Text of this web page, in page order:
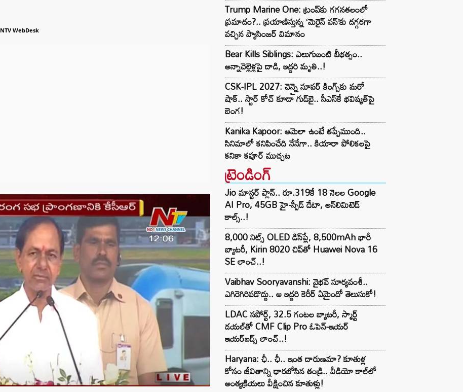
NTV WebDesk
Trump Marine One: ట్రంప్‌కు గగనతలంలో
ప్రమాదం?.. ప్రయాణిస్తున్న ‘మెరైన్ వన్’కు దగ్గరగా
వచ్చిన ప్యాసింజర్ విమానం
Bear Kills Siblings: ఎలుగుబంటి బీభత్సం..
అన్నాచెల్లెళ్లపై దాడి, ఇద్దరి మృతి..!
CSK-IPL 2027: చెన్నై సూపర్ కింగ్స్‌కు మరో
షాక్.. స్టార్ కోచ్ కూడా గుడ్‌బై.. సీఎస్‌కే భవిష్యత్‌పై
బెంగ!
Kanika Kapoor: ఆమెలా ఉంటే తప్పేముంది..
సినిమాలో కనిపించేది నేనేగా.. కియారా పోలికలపై
కనికా కపూర్ ముచ్చట
ట్రెండింగ్‌
Jio మాస్టర్ ప్లాన్.. రూ.319కే 18 నెలల Google
AI Pro, 45GB హై-స్పీడ్ డేటా, అన్⁭లిమిటెడ్
కాల్స్..!
8,000 నిట్స్ OLED డిస్‌ప్లే, 8,500mAh భారీ
బ్యాటరీ, Kirin 8020 చిప్‌తో Huawei Nova 16
SE లాంచ్..!
Vaibhav Sooryavanshi: వైభవ్ సూర్యవంశీ..
ఎగిరెగిరిపడొద్దు.. ఆ ఇద్దరి కెరీర్ ఏమైందో తెలుసుకో!
LDAC సపోర్ట్, 32.5 గంటల బ్యాటరీ, స్మార్ట్
డయల్‌తో CMF Clip Pro ఓపెన్-ఇయర్
ఇయర్‌బడ్స్ లాంచ్..!
Haryana: ఛీ.. ఛీ.. ఇంత దారుణమా? కూతుళ్ల
కోసం జీవితాన్ని ధారబోసిన తండ్రి.. వీడియో కాల్‌లో
అంత్యక్రియలు వీక్షించిన కూతుళ్లు!